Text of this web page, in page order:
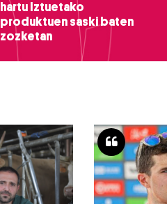
hartu Iztuetako
produktuen saski baten
zozketan